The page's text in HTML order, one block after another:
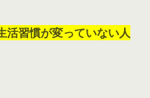
活習慣が変っていない人